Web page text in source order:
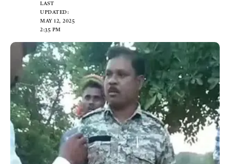
LAST
UPDATED:
MAY 12, 2025
2:35 PM